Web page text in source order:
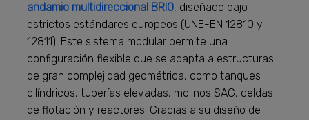
andamio multidireccional BRIO, diseñado bajo
estrictos estándares europeos (UNE-EN 12810 y
12811). Este sistema modular permite una
configuración flexible que se adapta a estructuras
de gran complejidad geométrica, como tanques
cilíndricos, tuberías elevadas, molinos SAG, celdas
de flotación y reactores. Gracias a su diseño de